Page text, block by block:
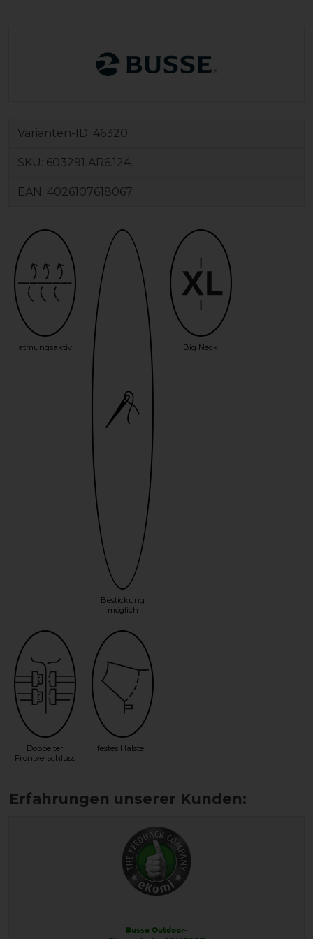
Varianten-ID: 46320
SKU: 603291.AR6.124.
EAN: 4026107618067
atmungsaktiv
Bestickung
möglich
Big Neck
Doppelter
Frontverschluss
festes Halsteil
Busse Outdoor-